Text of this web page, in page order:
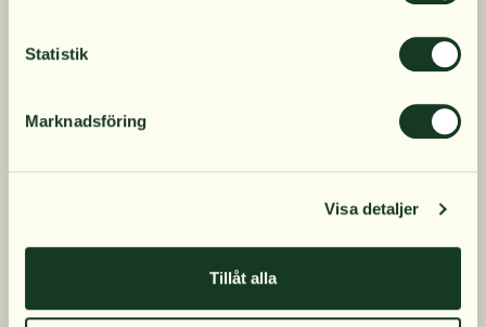
Statistik
Marknadsföring
Visa detaljer
Tillåt alla
påse 350 ml 12-pack
samtycker du till att ta emot marknadsförings-SMS
endast privatpersoner och nya prenumeranter.
Nej, tack